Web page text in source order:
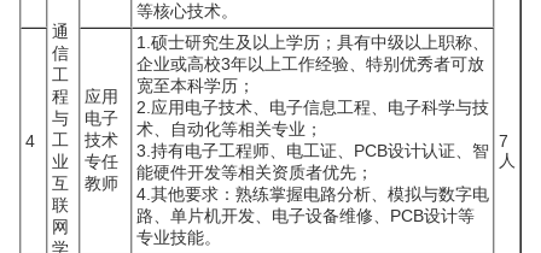
通
信
工
程
与
工
业
互
联
网
学
7
人
等核心技术。
4
应用
电子
技术
专任
教师
1.硕士研究生及以上学历；具有中级以上职称、
企业或高校3年以上工作经验、特别优秀者可放
宽至本科学历；
2.应用电子技术、电子信息工程、电子科学与技
术、自动化等相关专业；
3.持有电子工程师、电工证、PCB设计认证、智
能硬件开发等相关资质者优先；
4.其他要求：熟练掌握电路分析、模拟与数字电
路、单片机开发、电子设备维修、PCB设计等
专业技能。